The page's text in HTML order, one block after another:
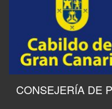
CONSEJERÍA DE